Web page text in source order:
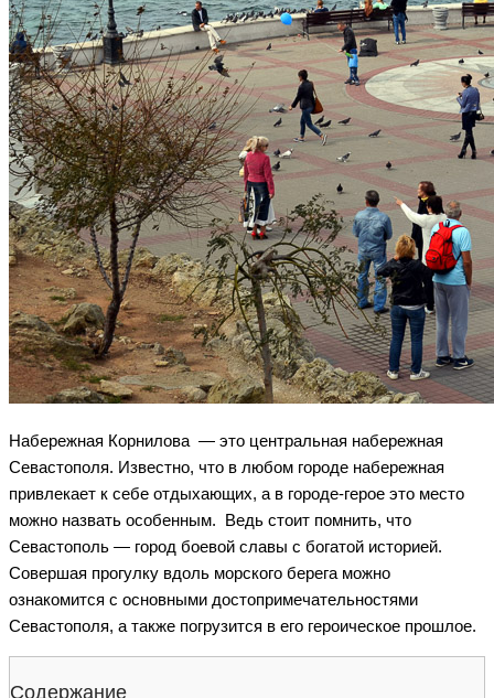
Набережная Корнилова — это центральная набережная
Севастополя. Известно, что в любом городе набережная
привлекает к себе отдыхающих, а в городе-герое это место
можно назвать особенным. Ведь стоит помнить, что
Севастополь — город боевой славы с богатой историей.
Совершая прогулку вдоль морского берега можно
ознакомится с основными достопримечательностями
Севастополя, а также погрузится в его героическое прошлое.
Содержание